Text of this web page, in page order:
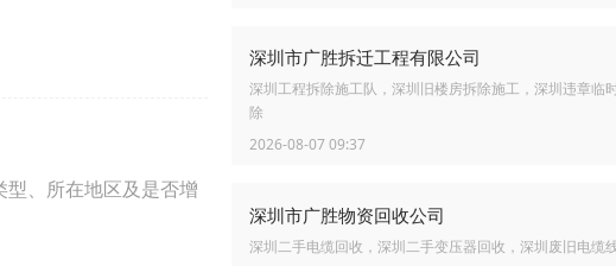
、所在地区及是否增
深圳市广胜拆迁工程有限公司
深圳工程拆除施工队，深圳旧楼房拆除施工，深圳违章临
除
2026-08-07 09:37
深圳市广胜物资回收公司
深圳二手电缆回收，深圳二手变压器回收，深圳废旧电缆